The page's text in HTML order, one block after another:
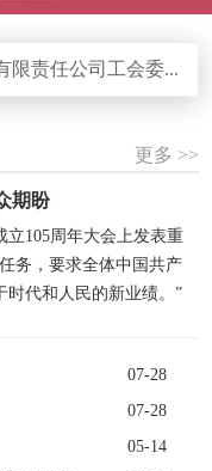
限责任公司工会委...
更多 >>
期盼
105周年大会上发表重
务，要求全体中国共产
时代和人民的新业绩。”
07-28
07-28
05-14